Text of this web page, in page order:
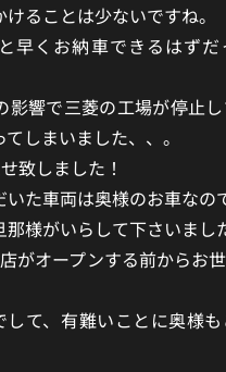
ることは少ないですね。
早くお納車できるはずだ
影響で三菱の工場が停止
しまいました、、。
致しました！
た車両は奥様のお車なの
様がいらして下さいまし
がオープンする前からお
て、有難いことに奥様